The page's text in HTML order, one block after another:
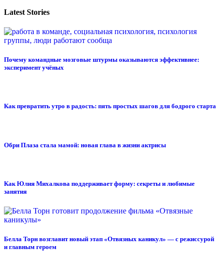
Latest Stories
Почему командные мозговые штурмы оказываются эффективнее:
эксперимент учёных
Как превратить утро в радость: пять простых шагов для бодрого старта
Обри Плаза стала мамой: новая глава в жизни актрисы
Как Юлия Михалкова поддерживает форму: секреты и любимые
занятия
Белла Торн возглавит новый этап «Отвязных каникул» — с режиссурой
и главным героем